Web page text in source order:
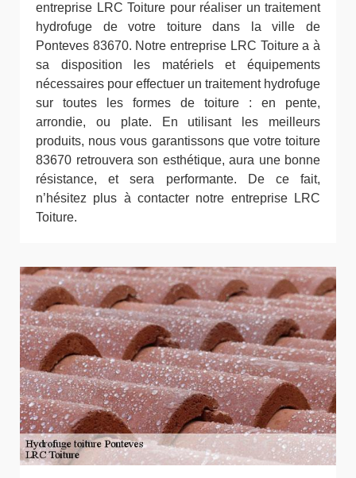
entreprise LRC Toiture pour réaliser un traitement
hydrofuge de votre toiture dans la ville de
Ponteves 83670. Notre entreprise LRC Toiture a à
sa disposition les matériels et équipements
nécessaires pour effectuer un traitement hydrofuge
sur toutes les formes de toiture : en pente,
arrondie, ou plate. En utilisant les meilleurs
produits, nous vous garantissons que votre toiture
83670 retrouvera son esthétique, aura une bonne
résistance, et sera performante. De ce fait,
n’hésitez plus à contacter notre entreprise LRC
Toiture.